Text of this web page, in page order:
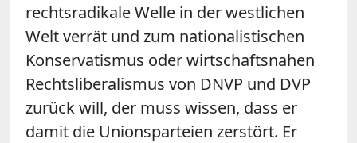
rechtsradikale Welle in der westlichen
Welt verrät und zum nationalistischen
Konservatismus oder wirtschaftsnahen
Rechtsliberalismus von DNVP und DVP
zurück will, der muss wissen, dass er
damit die Unionsparteien zerstört. Er